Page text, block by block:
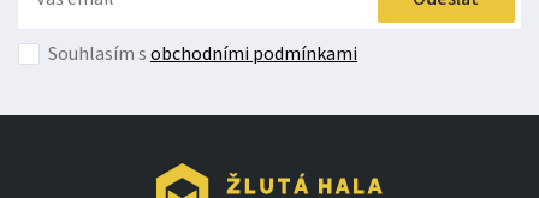
Souhlasím sobchodními podmínkami